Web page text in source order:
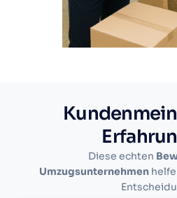
Diese echten
Umzugsunternehmen